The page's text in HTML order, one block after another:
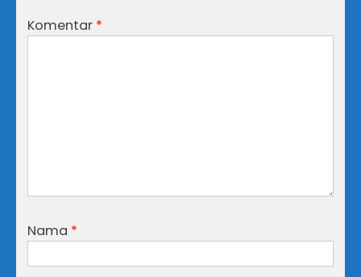
Komentar *
Nama *